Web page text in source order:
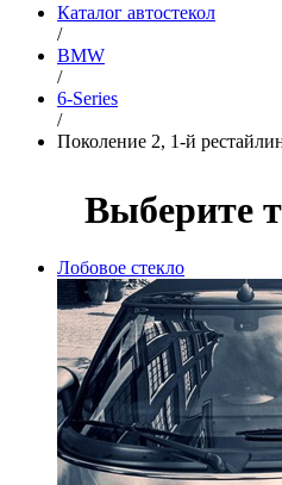
Каталог автостекол
/
BMW
/
6-Series
/
Поколение 2, 1-й
Выберите
Лобовое стекло